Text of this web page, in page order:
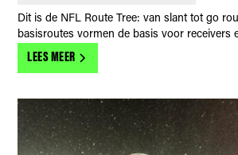
Dit is de NFL Route Tree: van slant tot go
basisroutes vormen de basis voor receivers
LEES MEER